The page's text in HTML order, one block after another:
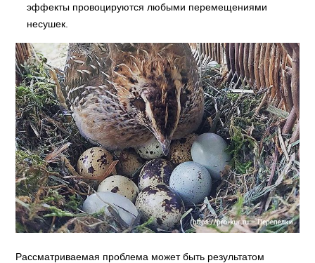
эффекты провоцируются любыми перемещениями
несушек.
Рассматриваемая проблема может быть результатом